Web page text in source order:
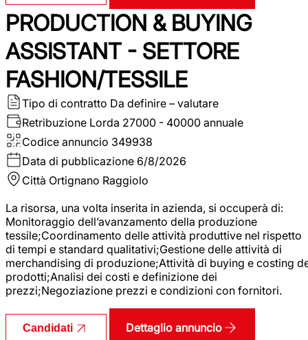
PRODUCTION & BUYING
ASSISTANT - SETTORE
FASHION/TESSILE
Tipo di contratto Da definire – valutare
Retribuzione Lorda 27000 - 40000 annuale
Codice annuncio 349938
Data di pubblicazione 6/8/2026
Città Ortignano Raggiolo
La risorsa, una volta inserita in azienda, si occuperà di:
Monitoraggio dell’avanzamento della produzione
tessile;Coordinamento delle attività produttive nel rispetto
di tempi e standard qualitativi;Gestione delle attività di
merchandising di produzione;Attività di buying e costing
prodotti;Analisi dei costi e definizione dei
prezzi;Negoziazione prezzi e condizioni con fornitori.
Candidati Dettaglio annuncio